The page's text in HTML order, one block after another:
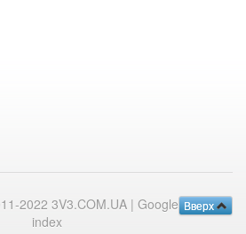
Вверх
2022 3V3.COM.UA | Google
index